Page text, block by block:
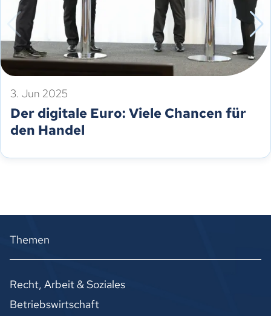
3. Jun 2025
Der digitale Euro: Viele Chancen für
den Handel
Themen
Recht, Arbeit & Soziales
Betriebswirtschaft